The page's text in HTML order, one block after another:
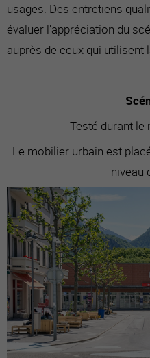
usages. Des entretiens
évaluer l'appréciation du
auprès de ceux qui utilisent
Testé durant le
Le mobilier urbain est
niveau